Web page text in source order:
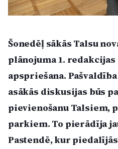
Sludinājumi
Pasākumi
Reklāma
Par mums
Šonedēļ sākās Talsu
plānojuma 1.
apspriešana.
asākās diskusijas būs
pievienošanu Talsiem,
parkiem. To pierādīja
Pastendē, kur